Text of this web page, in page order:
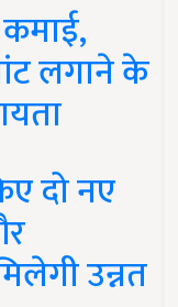
लगाने के
दो नए
उन्नत